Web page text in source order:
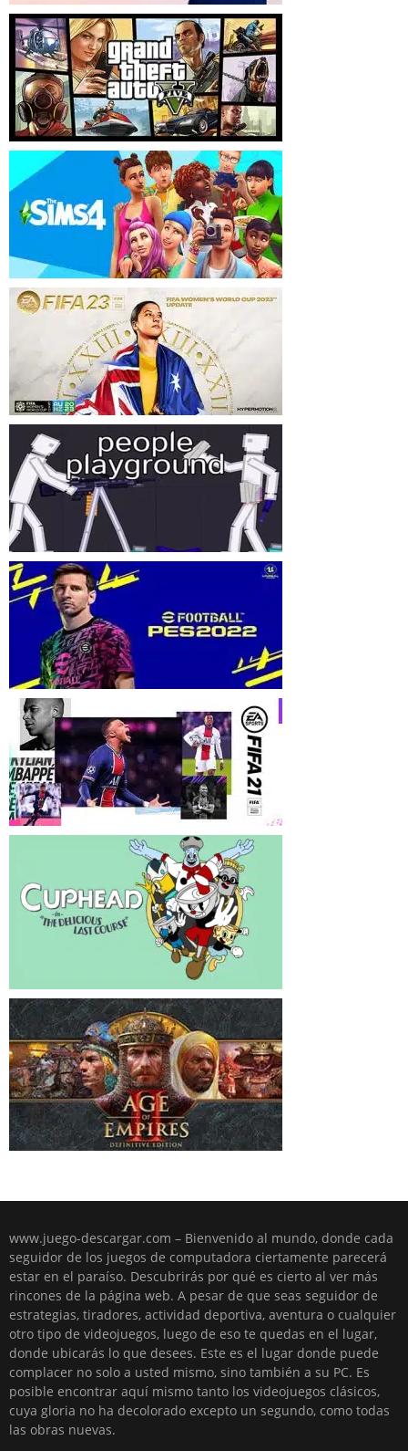
www.juego-descargar.com – Bienvenido al mundo, donde cada
seguidor de los juegos de computadora ciertamente parecerá
estar en el paraíso. Descubrirás por qué es cierto al ver más
rincones de la página web. A pesar de que seas seguidor de
estrategias, tiradores, actividad deportiva, aventura o cualquier
otro tipo de videojuegos, luego de eso te quedas en el lugar,
donde ubicarás lo que desees. Este es el lugar donde puede
complacer no solo a usted mismo, sino también a su PC. Es
posible encontrar aquí mismo tanto los videojuegos clásicos,
cuya gloria no ha decolorado excepto un segundo, como todas
las obras nuevas.